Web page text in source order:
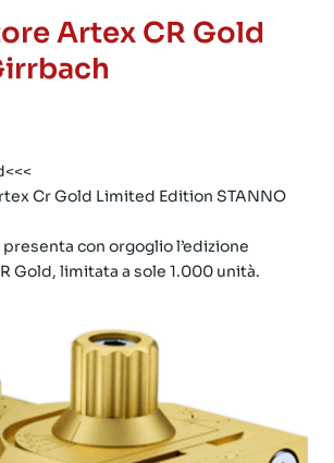
Artex CR Gold
Cr Gold Limited Edition STANNO
con orgoglio l’edizione
Gold, limitata a sole 1.000 unità.